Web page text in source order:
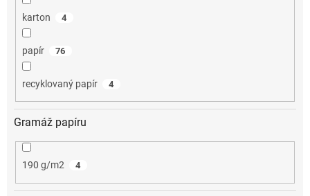
karton 4
papír 76
recyklovaný papír 4
Gramáž papíru
190 g/m2 4